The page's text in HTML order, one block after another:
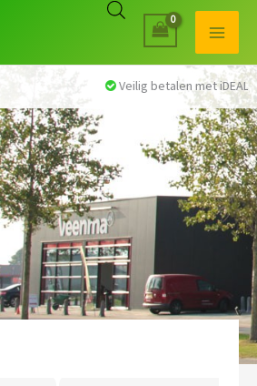
Veilig betalen met iDEAL